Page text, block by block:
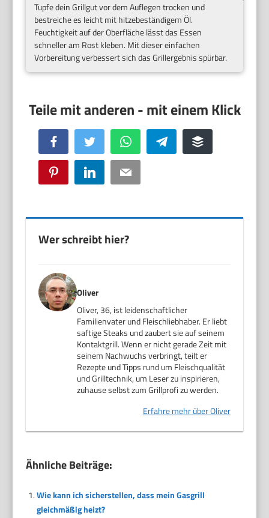
Tupfe dein Grillgut vor dem Auflegen trocken und
bestreiche es leicht mit hitzebeständigem Öl.
Feuchtigkeit auf der Oberfläche lässt das Essen
schneller am Rost kleben. Mit dieser einfachen
Vorbereitung verbessert sich das Grillergebnis spürbar.
Facebook Twitter WhatsApp Telegram Buffer
Pinterest LinkedIn Email
Wer schreibt hier?
Oliver
Oliver, 36, ist leidenschaftlicher
Familienvater und Fleischliebhaber. Er liebt
saftige Steaks und zaubert sie auf seinem
Kontaktgrill. Wenn er nicht gerade Zeit mit
seinem Nachwuchs verbringt, teilt er
Rezepte und Tipps rund um Fleischqualität
und Grilltechnik, um Leser zu inspirieren,
zuhause selbst zum Grillprofi zu werden.
Erfahre mehr über Oliver
Ähnliche Beiträge:
Wie kann ich sicherstellen, dass mein Gasgrill
gleichmäßig heizt?